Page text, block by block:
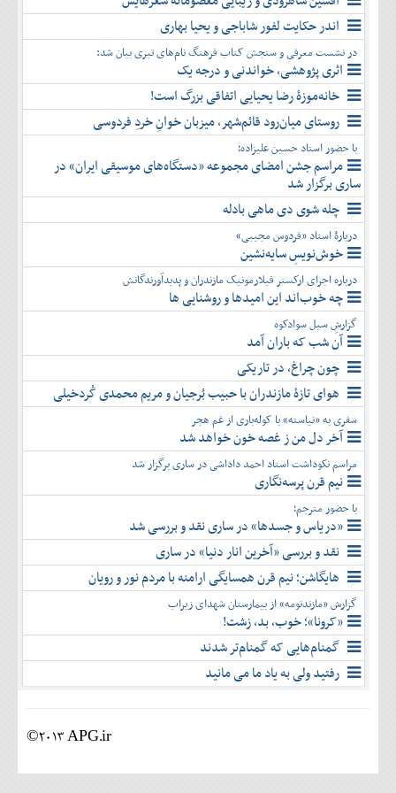
بهمن
اسفند
آذر
دی
بهمن
اسفند
اندر حکایت لفور شاباجی و یحیا بهاری
در نشست معرفی و سنجش کتاب فرهنگ نام‌های تبری بیان شد:
اثری پژوهشی، خواندنی و درجه یک
خانه‌موزۀ رضا یحیایی اتفاقی بزرگ است!
روستای میان‌رود قائم‌شهر، میزبان خوانِ خردِ فردوسی
با حضور استاد حسین علیزاده؛
مراسم جشن امضای مجموعه «دستگاه‌های موسیقی ایران» در
ساری برگزار شد
چله شوی دی ماهی بادله
دربارۀ استاد «فردوس مجیبی»
خوش‌نویسِ سایه‌نشین
درباره اجرای ارکستر فیلارمونیک مازندران و پدیدآورندگانش
چه خوب‌اند این امیدها و روشنایی ها
گزارشِ سیل سوادکوه
آن شب که باران آمد
چون چراغ، در تاریکی
هوای تازۀ مازندران با حبیب بُرجیان و مریم محمدی کُردخیلی
سفری به «نیاسته» با کوله‌باری از غم هجر
آخر دل من ز غصه خون خواهد شد
مراسم نکوداشت استاد احمد داداشی در ساری برگزار شد
نیم قرن پرسه‌نگاری
با حضور مترجم؛
«دریاس و جسدها» در ساری نقد و بررسی شد
نقد و بررسی «آخرین انار دنیا» در ساری
هایگاشن؛ نیم قرن همسایگی ارامنه با مردم نور و رویان
گزارش «مازندنومه» از بیمارستان شهدای زیراب
«کرونا»؛ خوب، بد، زشت!
گمنام‌هایی که گمنام‌تر شدند
رفتید ولی به یاد ما می مانید
©2013 APG.ir